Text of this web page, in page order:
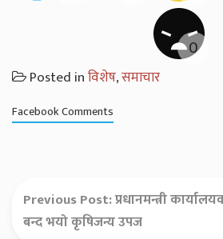
Posted inविशेष,समाचार
Facebook Comments
Previous Post:प्रधानमन्त्री
बन्द भयो कृषिजन्य उपज